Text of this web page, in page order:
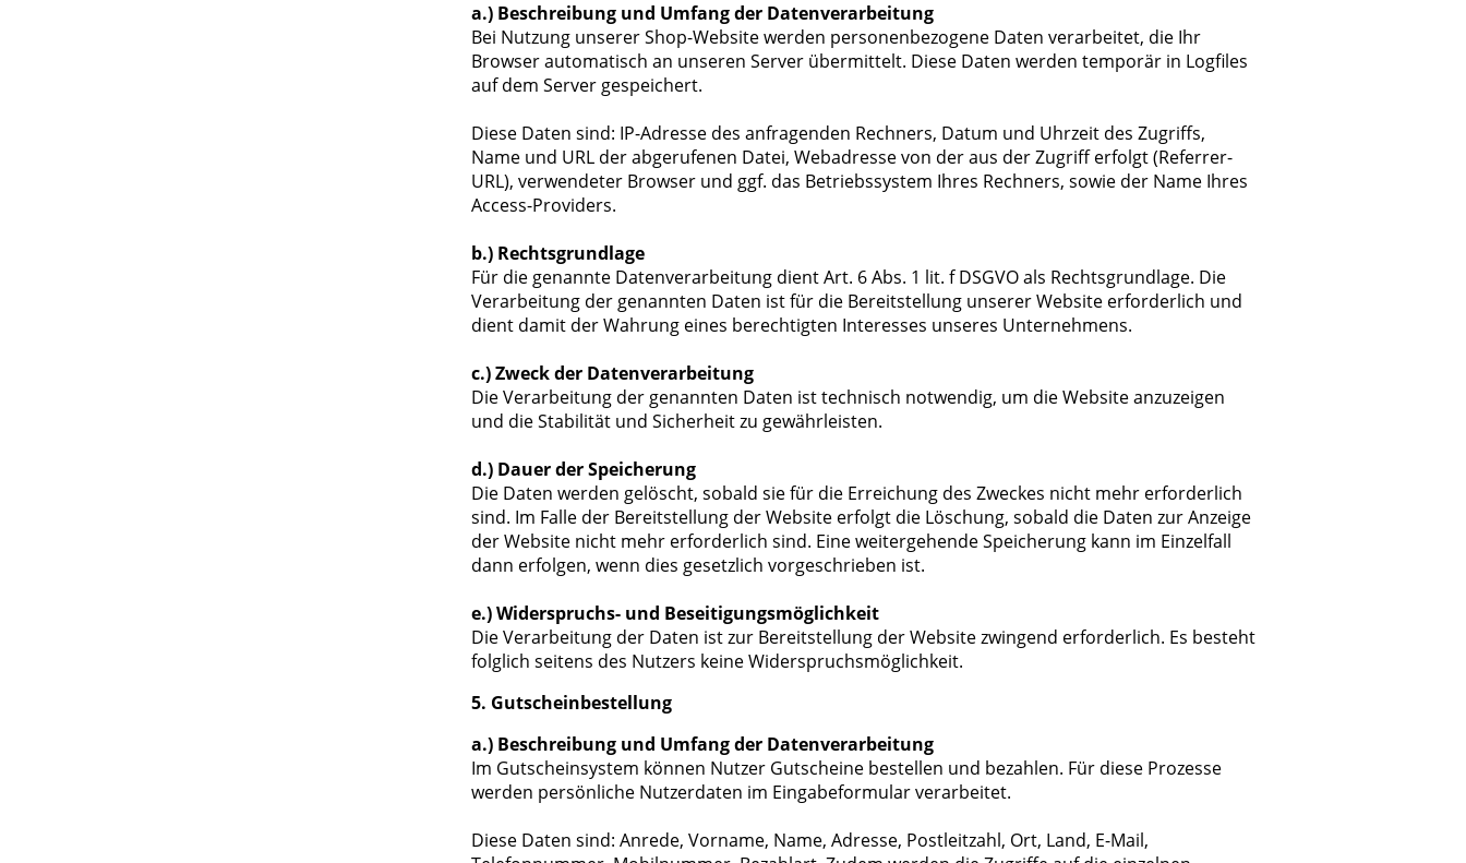
a.) Beschreibung und Umfang der Datenverarbeitung
Bei Nutzung unserer Shop-Website werden personenbezogene Daten verarbeitet, die Ihr
Browser automatisch an unseren Server übermittelt. Diese Daten werden temporär in Logfiles
auf dem Server gespeichert.
Diese Daten sind: IP-Adresse des anfragenden Rechners, Datum und Uhrzeit des Zugriffs,
Name und URL der abgerufenen Datei, Webadresse von der aus der Zugriff erfolgt (Referrer-
URL), verwendeter Browser und ggf. das Betriebssystem Ihres Rechners, sowie der Name Ihres
Access-Providers.
b.) Rechtsgrundlage
Für die genannte Datenverarbeitung dient Art. 6 Abs. 1 lit. f DSGVO als Rechtsgrundlage. Die
Verarbeitung der genannten Daten ist für die Bereitstellung unserer Website erforderlich und
dient damit der Wahrung eines berechtigten Interesses unseres Unternehmens.
c.) Zweck der Datenverarbeitung
Die Verarbeitung der genannten Daten ist technisch notwendig, um die Website anzuzeigen
und die Stabilität und Sicherheit zu gewährleisten.
d.) Dauer der Speicherung
Die Daten werden gelöscht, sobald sie für die Erreichung des Zweckes nicht mehr erforderlich
sind. Im Falle der Bereitstellung der Website erfolgt die Löschung, sobald die Daten zur Anzeige
der Website nicht mehr erforderlich sind. Eine weitergehende Speicherung kann im Einzelfall
dann erfolgen, wenn dies gesetzlich vorgeschrieben ist.
e.) Widerspruchs- und Beseitigungsmöglichkeit
Die Verarbeitung der Daten ist zur Bereitstellung der Website zwingend erforderlich. Es besteht
folglich seitens des Nutzers keine Widerspruchsmöglichkeit.
5. Gutscheinbestellung
a.) Beschreibung und Umfang der Datenverarbeitung
Im Gutscheinsystem können Nutzer Gutscheine bestellen und bezahlen. Für diese Prozesse
werden persönliche Nutzerdaten im Eingabeformular verarbeitet.
Diese Daten sind: Anrede, Vorname, Name, Adresse, Postleitzahl, Ort, Land, E-Mail,